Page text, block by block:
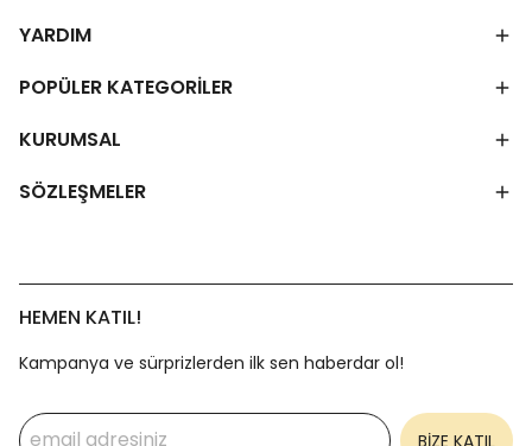
YARDIM
POPÜLER KATEGORİLER
KURUMSAL
SÖZLEŞMELER
HEMEN KATIL!
Kampanya ve sürprizlerden ilk sen haberdar ol!